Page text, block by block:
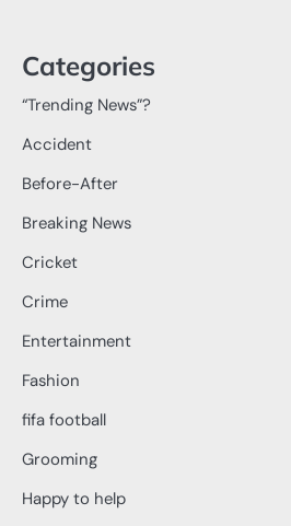
Categories
“Trending News”?
Accident
Before-After
Breaking News
Cricket
Crime
Entertainment
Fashion
fifa football
Grooming
Happy to help